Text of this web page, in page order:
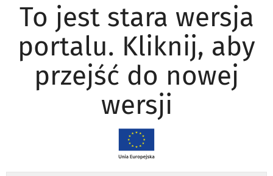
To jest stara wersja
portalu. Kliknij, aby
przejść do nowej
wersji